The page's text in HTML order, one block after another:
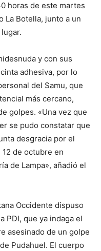
horas de este martes
La Botella, junto a un
y con sus
adhesiva, por lo
del Samu, que
más cercano,
golpes. «Una vez que
se pudo constatar que
desgracia por el
de octubre en
de Lampa», añadió el
Occidente dispuso
PDI, que ya indaga el
asesinado de un golpe
Pudahuel. El cuerpo